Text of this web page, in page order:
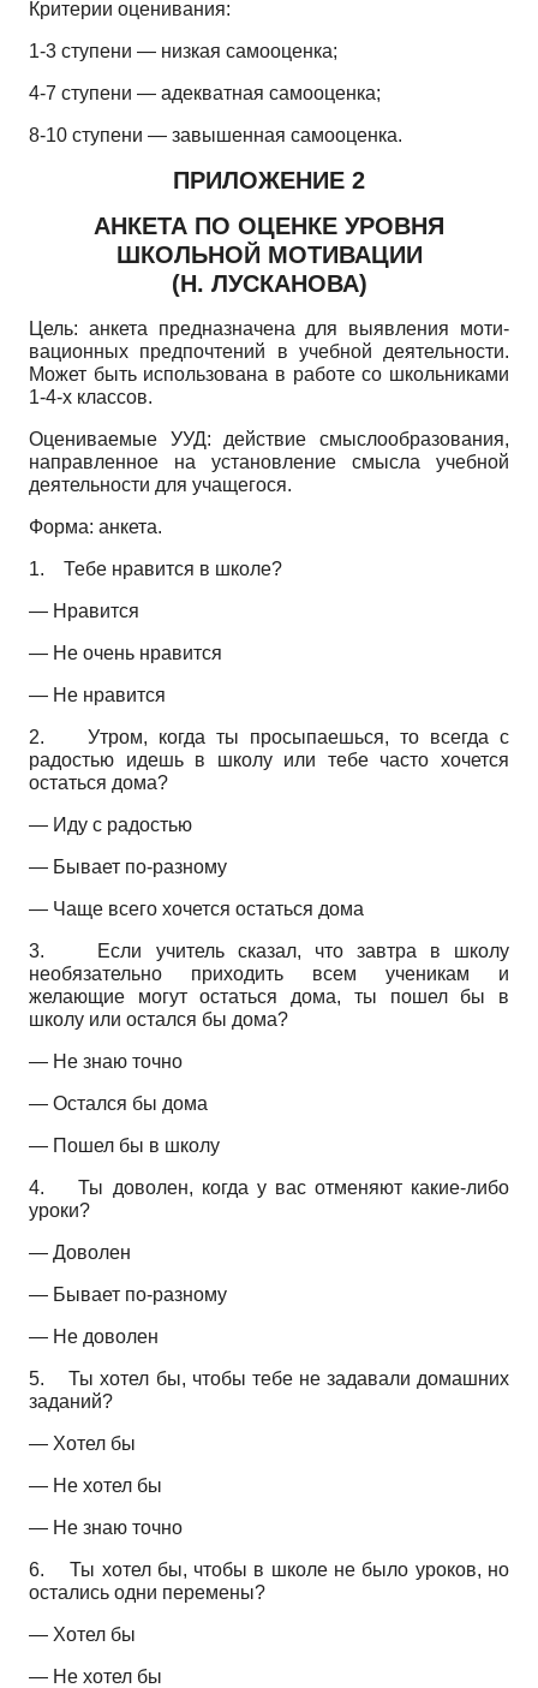
Критерии оценивания:
1-3 ступени — низкая самооценка;
4-7 ступени — адекватная самооценка;
8-10 ступени — завышенная самооценка.
ПРИЛОЖЕНИЕ 2
АНКЕТА ПО ОЦЕНКЕ УРОВНЯ
ШКОЛЬНОЙ МОТИВАЦИИ
(Н. ЛУСКАНОВА)
Цель: анкета предназначена для выявления моти­
вационных предпочтений в учебной деятельности.
Может быть использована в работе со школьниками
1-4-х классов.
Оцениваемые УУД: действие смыслообразования,
направленное на установление смысла учебной
деятельности для учащегося.
Форма: анкета.
1. Тебе нравится в школе?
— Нравится
— Не очень нравится
— Не нравится
2. Утром, когда ты просыпаешься, то всегда с
радостью идешь в школу или тебе часто хочется
остаться дома?
— Иду с радостью
— Бывает по-разному
— Чаще всего хочется остаться дома
3. Если учитель сказал, что завтра в школу
необязательно приходить всем ученикам и
желающие могут остаться дома, ты пошел бы в
школу или остался бы дома?
— Не знаю точно
— Остался бы дома
— Пошел бы в школу
4.Ты доволен, когда у вас отменяют какие-либо
уроки?
— Доволен
— Бывает по-разному
— Не доволен
5.Ты хотел бы, чтобы тебе не задавали домашних
заданий?
— Хотел бы
— Не хотел бы
— Не знаю точно
6.Ты хотел бы, чтобы в школе не было уроков, но
остались одни перемены?
— Хотел бы
— Не хотел бы